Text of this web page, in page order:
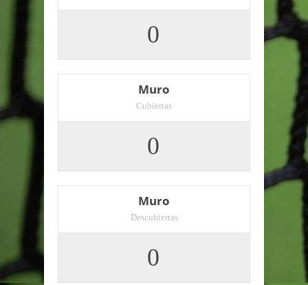
0
Muro
Cubiertas
0
Muro
Descubiertas
0